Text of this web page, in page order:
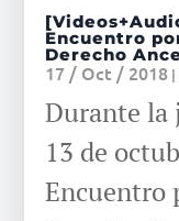
Encuentro
Derecho
17 / Oct / 2018 |
Durante la
13 de
Encuentro